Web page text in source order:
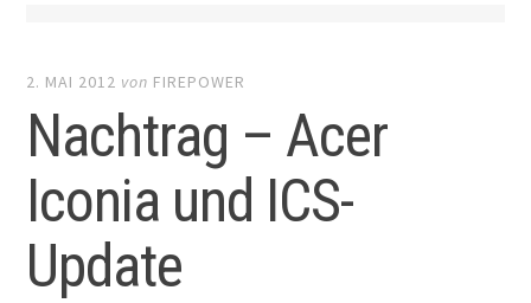
2. MAI 2012 von FIREPOWER
Nachtrag – Acer
Iconia und ICS-
Update